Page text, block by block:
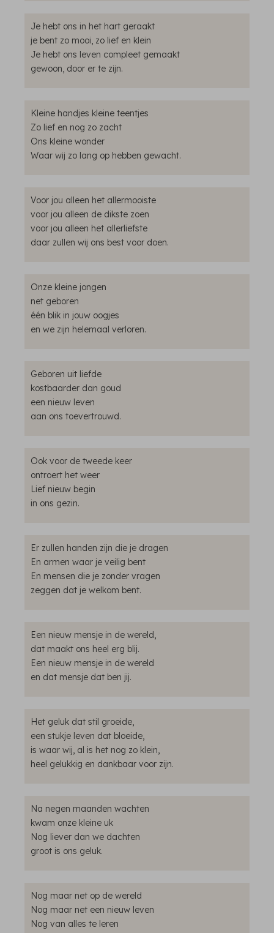
Je hebt ons in het hart geraakt
je bent zo mooi, zo lief en klein
Je hebt ons leven compleet gemaakt
gewoon, door er te zijn.
Kleine handjes kleine teentjes
Zo lief en nog zo zacht
Ons kleine wonder
Waar wij zo lang op hebben gewacht.
Voor jou alleen het allermooiste
voor jou alleen de dikste zoen
voor jou alleen het allerliefste
daar zullen wij ons best voor doen.
Onze kleine jongen
net geboren
één blik in jouw oogjes
en we zijn helemaal verloren.
Geboren uit liefde
kostbaarder dan goud
een nieuw leven
aan ons toevertrouwd.
Ook voor de tweede keer
ontroert het weer
Lief nieuw begin
in ons gezin.
Er zullen handen zijn die je dragen
En armen waar je veilig bent
En mensen die je zonder vragen
zeggen dat je welkom bent.
Een nieuw mensje in de wereld,
dat maakt ons heel erg blij.
Een nieuw mensje in de wereld
en dat mensje dat ben jij.
Het geluk dat stil groeide,
een stukje leven dat bloeide,
is waar wij, al is het nog zo klein,
heel gelukkig en dankbaar voor zijn.
Na negen maanden wachten
kwam onze kleine uk
Nog liever dan we dachten
groot is ons geluk.
Nog maar net op de wereld
Nog maar net een nieuw leven
Nog van alles te leren